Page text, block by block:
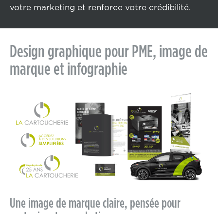
votre marketing et renforce votre crédibilité.
Design graphique pour PME, image de
marque et infographie
Une image de marque claire, pensée pour